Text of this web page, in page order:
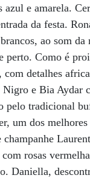
azul e amarela.
da festa.
ao som
perto. Como é
com detalhes
Nigro e Bia Aydar
pelo tradicional
um dos
champanhe
rosas
Daniella,